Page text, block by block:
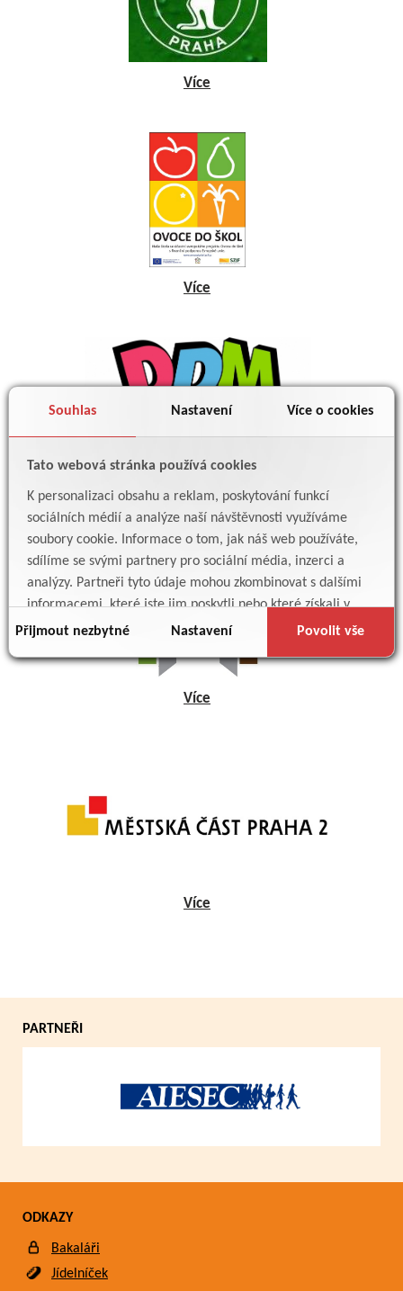
Souhlas Nastavení Více o cookies
Tato webová stránka používá cookies
K personalizaci obsahu a reklam, poskytování funkcí
sociálních médií a analýze naší návštěvnosti využíváme
soubory cookie. Informace o tom, jak náš web používáte,
sdílíme se svými partnery pro sociální média, inzerci a
analýzy. Partneři tyto údaje mohou zkombinovat s dalšími
informacemi, které jste jim poskytli nebo které získali v
důsledku toho, že používáte jejich služby.
Přijmout nezbytné Nastavení Povolit vše
Více
Více
Více
Více
Více
PARTNEŘI
ODKAZY
Bakaláři
Jídelníček